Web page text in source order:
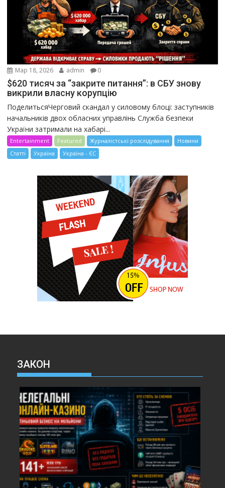
Мар 18, 2026 admin 0
$620 тисяч за “закрите питання”: в СБУ знову
викрили власну корупцію
ПоделитьсяЧерговий скандал у силовому блоці: заступників
начальників двох обласних управлінь Служба безпеки
України затримали на хабарі...
Entertainment Featured Журналістські розслідування
Новини
Статті
Україна Україна - ЄС
ЗАКОН